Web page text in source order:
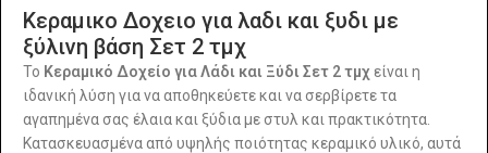
Κεραμικο Δοχειο για λαδι και ξυδι με
ξύλινη βάση Σετ 2 τμχ
Το Κεραμικό Δοχείο για Λάδι και Ξύδι Σετ 2 τμχ είναι η
ιδανική λύση για να αποθηκεύετε και να σερβίρετε τα
αγαπημένα σας έλαια και ξύδια με στυλ και πρακτικότητα.
Κατασκευασμένα από υψηλής ποιότητας κεραμικό υλικό, αυτά